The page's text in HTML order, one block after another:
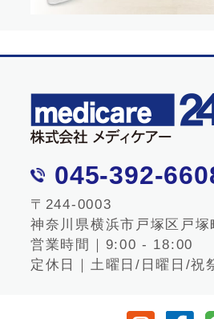
045-392-
〒244-0003
神奈川県横浜市戸塚区戸
営業時間｜9:00 - 18:00
定休日｜土曜日/日曜日/祝